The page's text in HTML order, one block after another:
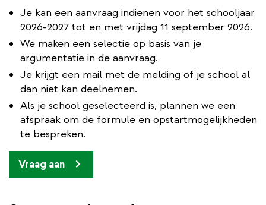
Je kan een aanvraag indienen voor het schooljaar
2026-2027 tot en met vrijdag 11 september 2026.
We maken een selectie op basis van je
argumentatie in de aanvraag.
Je krijgt een mail met de melding of je school al
dan niet kan deelnemen.
Als je school geselecteerd is, plannen we een
afspraak om de formule en opstartmogelijkheden
te bespreken.
Vraag aan